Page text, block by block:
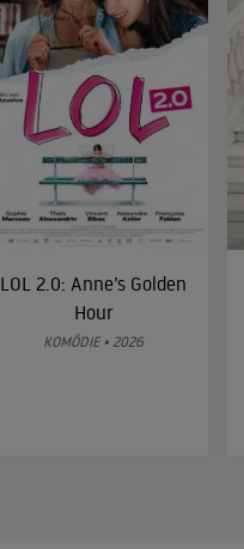
LOL 2.0: Anne’s Golden
Hour
KOMÖDIE • 2026